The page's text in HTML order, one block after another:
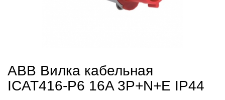
ABB Вилка кабельная
ICAT416-P6 16A 3P+N+E IP44